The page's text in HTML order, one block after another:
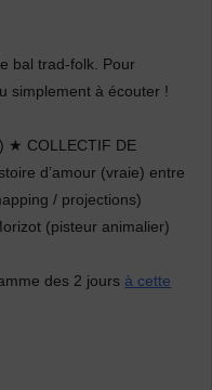
bal trad-folk. Pour
simplement à écouter !
★ COLLECTIF DE
d’amour (vraie) entre
/ projections)
(pisteur animalier)
des 2 jours à cette